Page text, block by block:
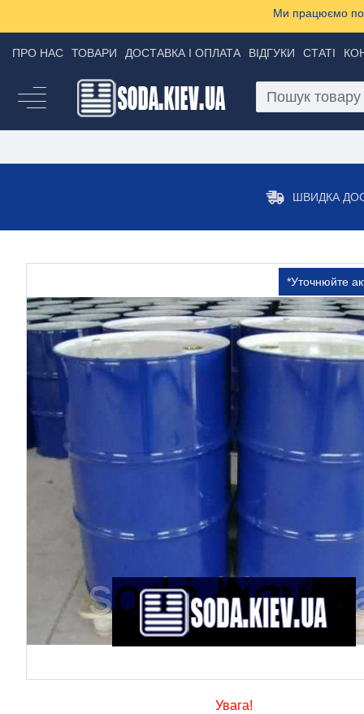
Ми працюємо
ПРО НАС ТОВАРИ ДОСТАВКА І ОПЛАТА ВІДГУКИ СТАТІ
ШВИДКА
*Уточнюйте
Увага!